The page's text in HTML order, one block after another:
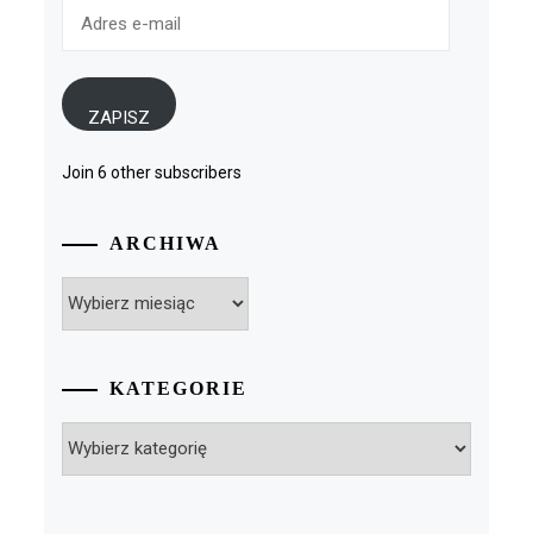
ZAPISZ
Join 6 other subscribers
ARCHIWA
KATEGORIE